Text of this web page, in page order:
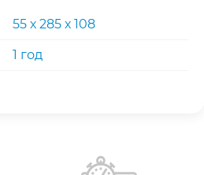
55 х 285 х 108
1 год